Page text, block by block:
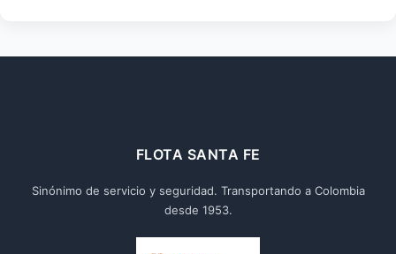
FLOTA SANTA FE
Sinónimo de servicio y seguridad. Transportando a Colombia
desde 1953.